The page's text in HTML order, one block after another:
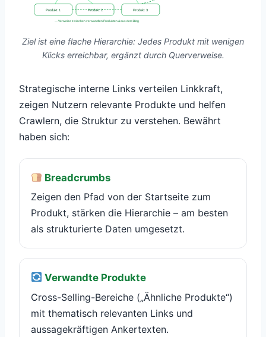
Produkt 1 Produkt 2 Produkt 3
— Verweise zwischen verwandten Produkten & aus dem Blog
Ziel ist eine flache Hierarchie: Jedes Produkt mit wenigen
Klicks erreichbar, ergänzt durch Querverweise.
Strategische interne Links verteilen Linkkraft,
zeigen Nutzern relevante Produkte und helfen
Crawlern, die Struktur zu verstehen. Bewährt
haben sich:
Breadcrumbs
Zeigen den Pfad von der Startseite zum
Produkt, stärken die Hierarchie – am besten
als strukturierte Daten umgesetzt.
Verwandte Produkte
Cross-Selling-Bereiche („Ähnliche Produkte“)
mit thematisch relevanten Links und
aussagekräftigen Ankertexten.